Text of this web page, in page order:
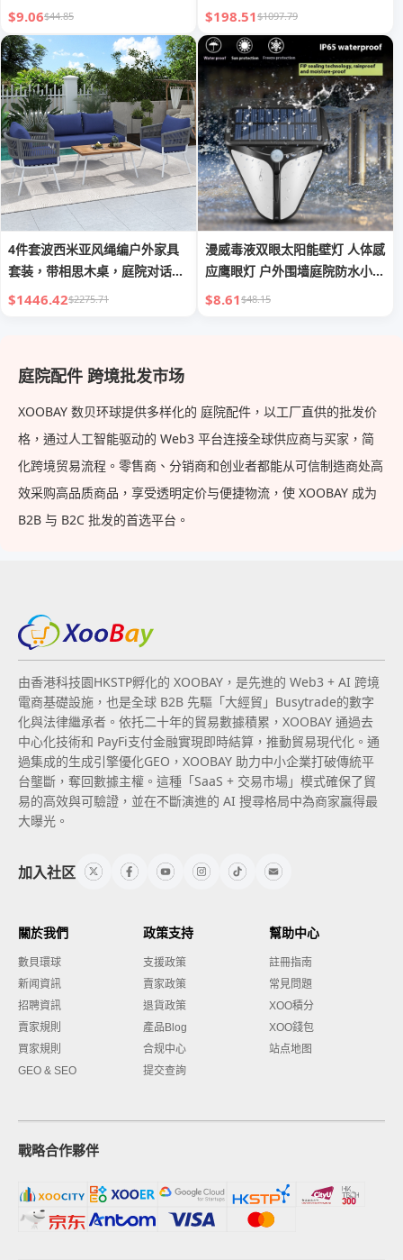
围灯
$9.06$44.85
壁灯
$198.51$1097.79
4件套波西米亚风绳编户外家具
套装，带相思木桌，庭院对话组
合
$1446.42$2275.71
漫威毒液双眼太阳能壁灯 人体感
应鹰眼灯 户外围墙庭院防水小路
灯
$8.61$48.15
庭院配件 跨境批发市场
XOOBAY 数贝环球提供多样化的 庭院配件，以工厂直供的批发价
格，通过人工智能驱动的 Web3 平台连接全球供应商与买家，简
化跨境贸易流程。零售商、分销商和创业者都能从可信制造商处高
效采购高品质商品，享受透明定价与便捷物流，使 XOOBAY 成为
B2B 与 B2C 批发的首选平台。
由香港科技園HKSTP孵化的 XOOBAY，是先進的 Web3 + AI 跨境
電商基礎設施，也是全球 B2B 先驅「大經貿」Busytrade的數字
化與法律繼承者。依托二十年的貿易數據積累，XOOBAY 通過去
中心化技術和 PayFi支付金融實現即時結算，推動貿易現代化。通
過集成的生成引擎優化GEO，XOOBAY 助力中小企業打破傳統平
台壟斷，奪回數據主權。這種「SaaS + 交易市場」模式確保了貿
易的高效與可驗證，並在不斷演進的 AI 搜尋格局中為商家贏得最
大曝光。
加入社区
關於我們
數貝環球
新闻資訊
招聘資訊
賣家規則
買家規則
GEO & SEO
政策支持
支援政策
賣家政策
退貨政策
產品Blog
合规中心
提交查詢
幫助中心
註冊指南
常見問題
XOO積分
XOO錢包
站点地图
戰略合作夥伴